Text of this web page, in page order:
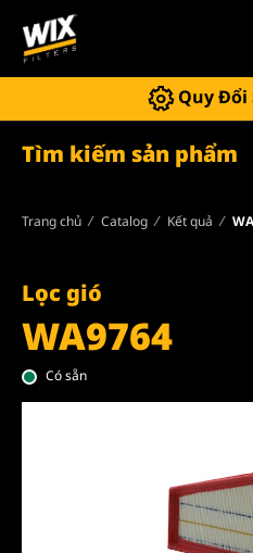
Quy Đổi
Tìm kiếm sản phẩm
Trang chủ Catalog Kết quả
Lọc gió
WA9764
Có sẵn